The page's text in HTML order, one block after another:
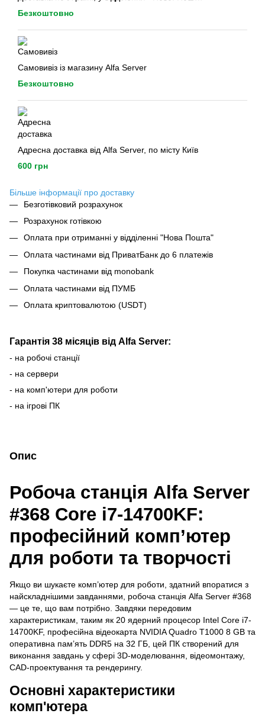
Безкоштовно
Самовивіз із магазину Alfa Server
Безкоштовно
Адресна доставка від Alfa Server, по місту Київ
600 грн
Більше інформації про доставку
Безготівковий розрахунок
Розрахунок готівкою
Оплата при отриманні у відділенні "Нова Пошта"
Оплата частинами від ПриватБанк до 6 платежів
Покупка частинами від monobank
Оплата частинами від ПУМБ
Оплата криптовалютою (USDT)
Гарантія 38 місяців від Alfa Server:
- на робочі станції
- на сервери
- на комп'ютери для роботи
- на ігрові ПК
Опис
Робоча станція Alfa Server
#368 Core i7-14700KF:
професійний комп’ютер
для роботи та творчості
Якщо ви шукаєте комп’ютер для роботи, здатний впоратися з
найскладнішими завданнями, робоча станція Alfa Server #368
— це те, що вам потрібно. Завдяки передовим
характеристикам, таким як 20 ядерний процесор Intel Core i7-
14700KF, професійна відеокарта NVIDIA Quadro T1000 8 GB та
оперативна пам’ять DDR5 на 32 ГБ, цей ПК створений для
виконання завдань у сфері 3D-моделювання, відеомонтажу,
CAD-проектування та рендерингу.
Основні характеристики
комп'ютера